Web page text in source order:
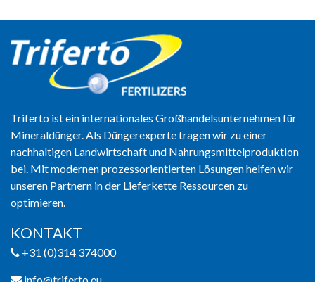
Triferto ist ein internationales Großhandelsunternehmen für
Mineraldünger. Als Düngerexperte tragen wir zu einer
nachhaltigen Landwirtschaft und Nahrungsmittelproduktion
bei. Mit modernen prozessorientierten Lösungen helfen wir
unseren Partnern in der Lieferkette Ressourcen zu
optimieren.
KONTAKT
+31 (0)314 374000